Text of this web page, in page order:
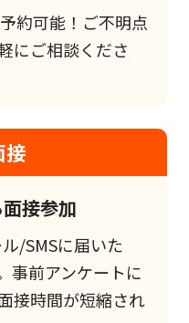
約可能！ご不明点
にご相談くださ
接
接参加
/SMSに届いた
事前アンケートに
接時間が短縮され